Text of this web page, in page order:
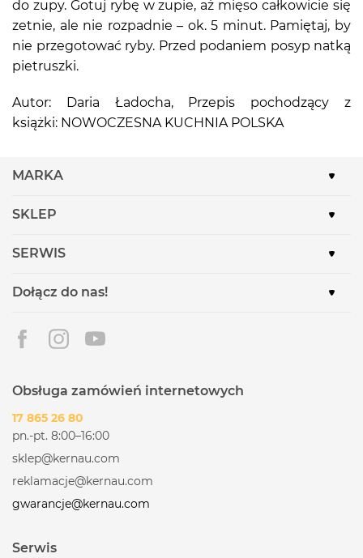
do zupy. Gotuj rybę w zupie, aż mięso całkowicie się
zetnie, ale nie rozpadnie – ok. 5 minut. Pamiętaj, by
nie przegotować ryby. Przed podaniem posyp natką
pietruszki.
Autor: Daria Ładocha, Przepis pochodzący z
książki: NOWOCZESNA KUCHNIA POLSKA
MARKA
SKLEP
SERWIS
Dołącz do nas!
Obsługa zamówień internetowych
17 865 26 80
pn.-pt. 8:00–16:00
sklep@kernau.com
reklamacje@kernau.com
gwarancje@kernau.com
Serwis